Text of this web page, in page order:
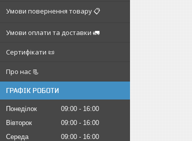
Умови повернення товару 📋
Умови оплати та доставки 🚛
Сертифікати 📜
Про нас 📃
ГРАФІК РОБОТИ
Понеділок 09:00
16:00
Вівторок
09:00
16:00
Середа
09:00
16:00